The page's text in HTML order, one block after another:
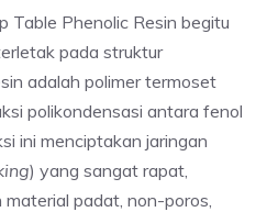
Table Phenolic Resin begitu
pada struktur
adalah polimer termoset
polikondensasi antara fenol
ini menciptakan jaringan
) yang sangat rapat,
padat, non-poros,